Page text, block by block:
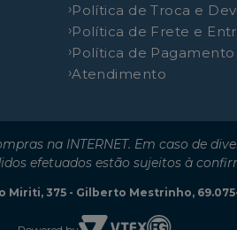
Política de Troca e
Política de Frete e
Política de Pagamento
Atendimento
na INTERNET. Em caso de
efetuados estão sujeitos à
Miriti, 375 - Gilberto Mestrinho,